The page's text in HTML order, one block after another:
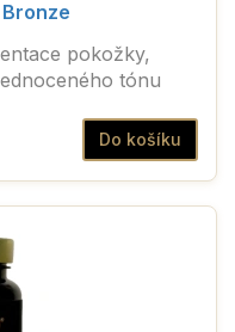
pokožky,
tónu
Do košíku